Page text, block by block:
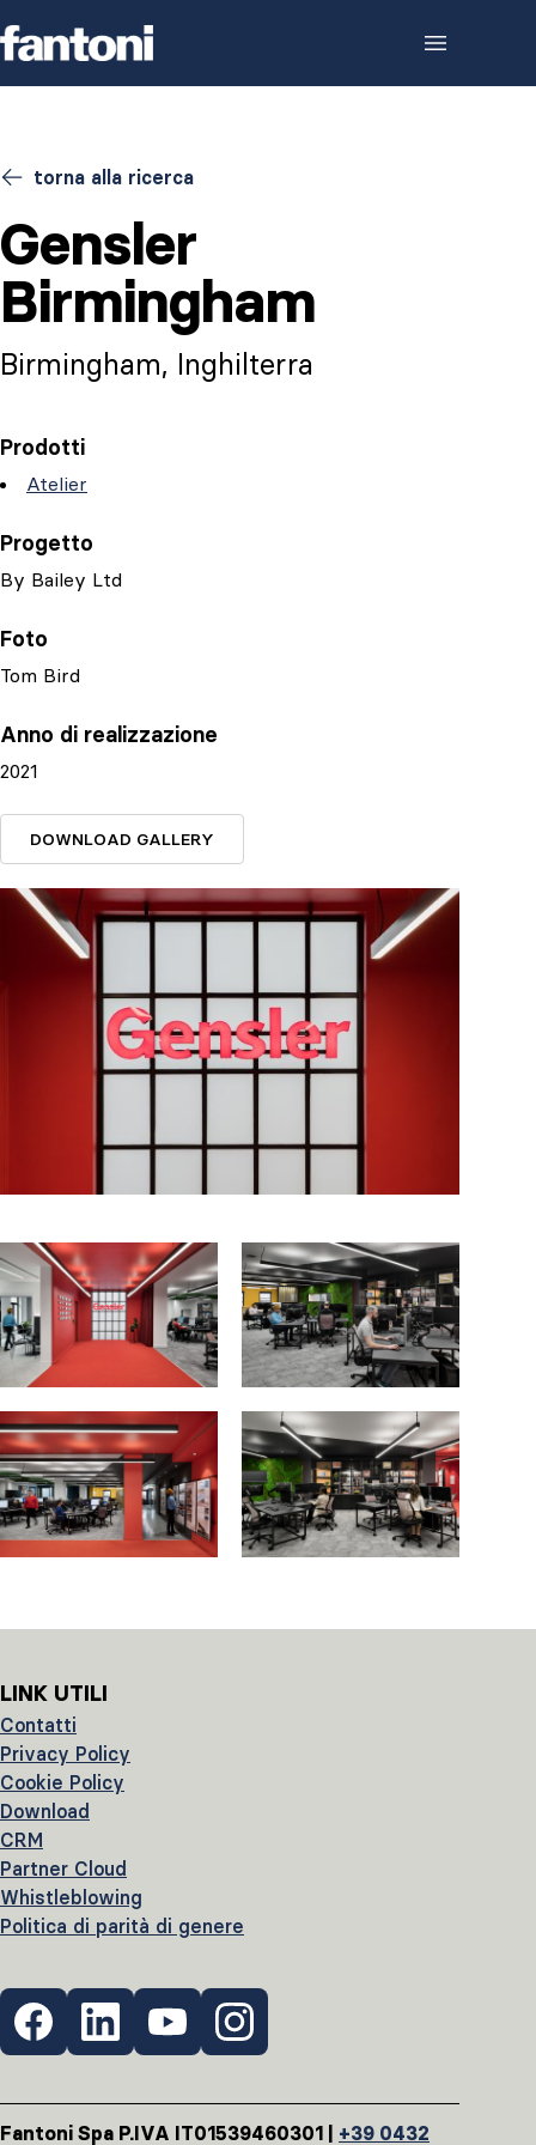
torna alla ricerca
Gensler
Birmingham
Birmingham, Inghilterra
Prodotti
Atelier
Progetto
By Bailey Ltd
Foto
Tom Bird
Anno di realizzazione
2021
DOWNLOAD GALLERY
LINK UTILI
Contatti
Privacy Policy
Cookie Policy
Download
CRM
Partner Cloud
Whistleblowing
Politica di parità di genere
Fantoni Spa P.IVA IT01539460301 | +39 0432